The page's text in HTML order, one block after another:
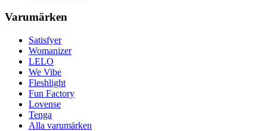
Varumärken
Satisfyer
Womanizer
LELO
We Vibe
Fleshlight
Fun Factory
Lovense
Tenga
Alla varumärken